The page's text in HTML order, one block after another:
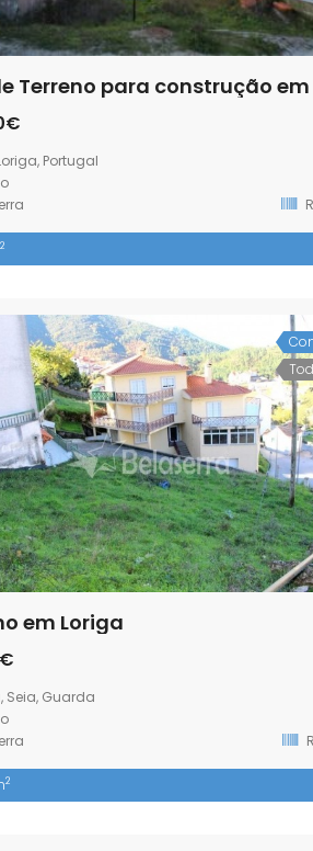
Portugal
2
em Loriga
Seia, Guarda
2